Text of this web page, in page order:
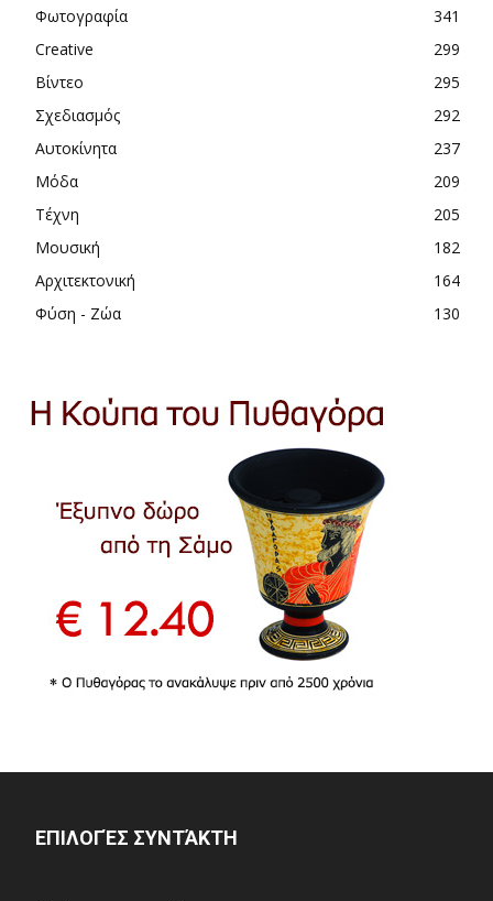
Φωτογραφία
341
Creative
299
Βίντεο
295
Σχεδιασμός
292
Αυτοκίνητα
237
Μόδα
209
Τέχνη
205
Μουσική
182
Αρχιτεκτονική
164
Φύση - Ζώα
130
ΕΠΙΛΟΓΈΣ ΣΥΝΤΆΚΤΗ